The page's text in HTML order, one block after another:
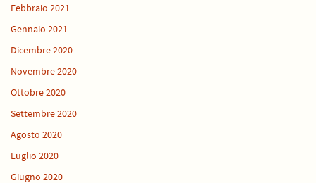
Febbraio 2021
Gennaio 2021
Dicembre 2020
Novembre 2020
Ottobre 2020
Settembre 2020
Agosto 2020
Luglio 2020
Giugno 2020